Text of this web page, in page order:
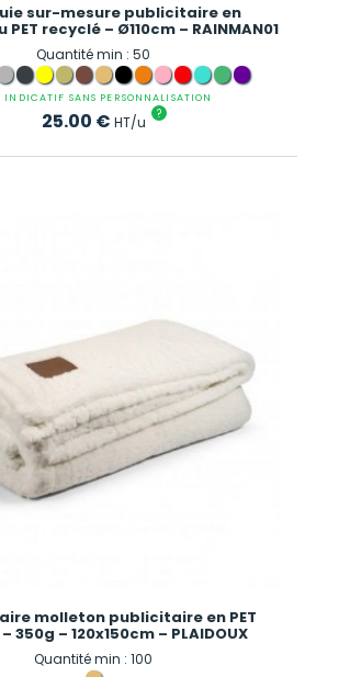
sur-mesure publicitaire en
recyclé – Ø110cm – RAINMAN01
Quantité min : 50
INDICATIF SANS PERSONNALISATION
25.00 € HT/u ?
molleton publicitaire en PET
350g – 120x150cm – PLAIDOUX
Quantité min : 100